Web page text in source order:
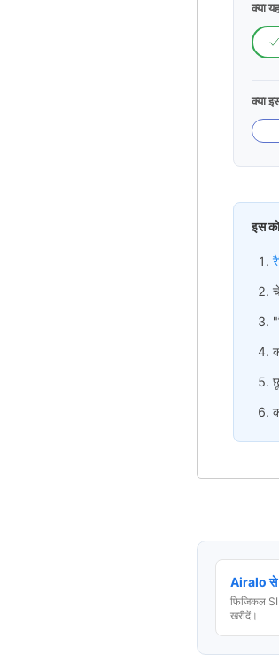
क्या
क्या
इस
Airalo से
फिजिकल
खरीदें।